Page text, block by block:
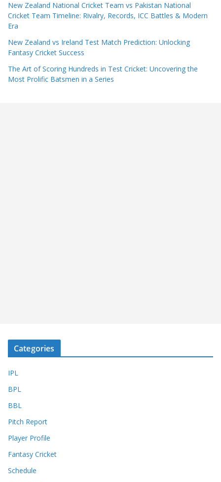
New Zealand National Cricket Team vs Pakistan National
Cricket Team Timeline: Rivalry, Records, ICC Battles & Modern
Era
New Zealand vs Ireland Test Match Prediction: Unlocking
Fantasy Cricket Success
The Art of Scoring Hundreds in Test Cricket: Uncovering the
Most Prolific Batsmen in a Series
Categories
IPL
BPL
BBL
Pitch Report
Player Profile
Fantasy Cricket
Schedule